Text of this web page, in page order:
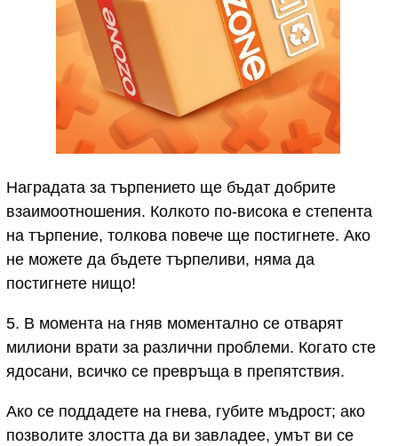
Наградата за търпението ще бъдат добрите
взаимоотношения. Колкото по-висока е степента
на търпение, толкова повече ще постигнете. Ако
не можете да бъдете търпеливи, няма да
постигнете нищо!
5. В момента на гняв моментално се отварят
милиони врати за различни проблеми. Когато сте
ядосани, всичко се превръща в препятствия.
Ако се поддадете на гнева, губите мъдрост; ако
позволите злостта да ви завладее, умът ви се